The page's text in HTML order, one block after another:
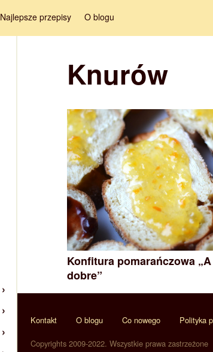
Najlepsze przepisy O blogu
Knurów
Konfitura pomarańczowa
dobre”
Kontakt O blogu Co nowego Polityka
Copyrights 2009-2022. Wszystkie prawa zastrzeżone